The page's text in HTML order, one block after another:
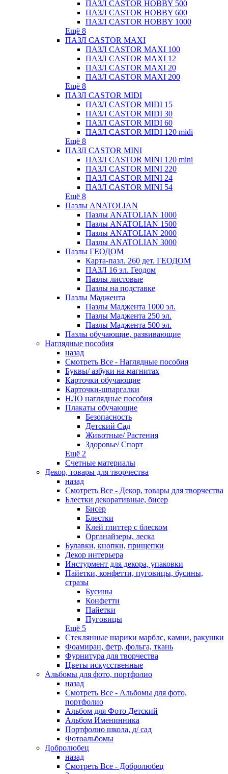
ПАЗЛ CASTOR HOBBY 500
ПАЗЛ CASTOR HOBBY 600
ПАЗЛ CASTOR HOBBY 1000
Ещё 8
ПАЗЛ CASTOR MAXI
ПАЗЛ CASTOR MAXI 100
ПАЗЛ CASTOR MAXI 12
ПАЗЛ CASTOR MAXI 20
ПАЗЛ CASTOR MAXI 200
Ещё 8
ПАЗЛ CASTOR MIDI
ПАЗЛ CASTOR MIDI 15
ПАЗЛ CASTOR MIDI 30
ПАЗЛ CASTOR MIDI 60
ПАЗЛ CASTOR MIDI 120 midi
Ещё 8
ПАЗЛ CASTOR MINI
ПАЗЛ CASTOR MINI 120 mini
ПАЗЛ CASTOR MINI 220
ПАЗЛ CASTOR MINI 24
ПАЗЛ CASTOR MINI 54
Ещё 8
Пазлы ANATOLIAN
Пазлы ANATOLIAN 1000
Пазлы ANATOLIAN 1500
Пазлы ANATOLIAN 2000
Пазлы ANATOLIAN 3000
Пазлы ГЕОДОМ
Карта-пазл. 260 дет. ГЕОДОМ
ПАЗЛ 16 эл. Геодом
Пазлы листовые
Пазлы на подставке
Пазлы Маджента
Пазлы Маджента 1000 эл.
Пазлы Маджента 250 эл.
Пазлы Маджента 500 эл.
Пазлы обучающие, развивающие
Наглядные пособия
назад
Смотреть Все - Наглядные пособия
Буквы/ азбуки на магнитах
Карточки обучающие
Карточки-шпаргалки
НЛО наглядные пособия
Плакаты обучающие
Безопасность
Детский Сад
Животные/ Растения
Здоровье/ Спорт
Ещё 2
Счетные материалы
Декор, товары для творчества
назад
Смотреть Все - Декор, товары для творчества
Блестки декоративные, бисер
Бисер
Блестки
Клей глиттер с блеском
Органайзеры, леска
Булавки, кнопки, прищепки
Декор интерьера
Инстурмент для декора, упаковки
Пайетки, конфетти, пуговицы, бусины,
стразы
Бусины
Конфетти
Пайетки
Пуговицы
Ещё 5
Стеклянные шарики марблс, камни, ракушки
Фоамиран, фетр, фольга, ткань
Фурнитура для творчества
Цветы искусственные
Альбомы для фото, портфолио
назад
Смотреть Все - Альбомы для фото,
портфолио
Альбом для Фото Детский
Альбом Именинника
Портфолио школа, д/ сад
Фотоальбомы
Добролюбец
назад
Смотреть Все - Добролюбец